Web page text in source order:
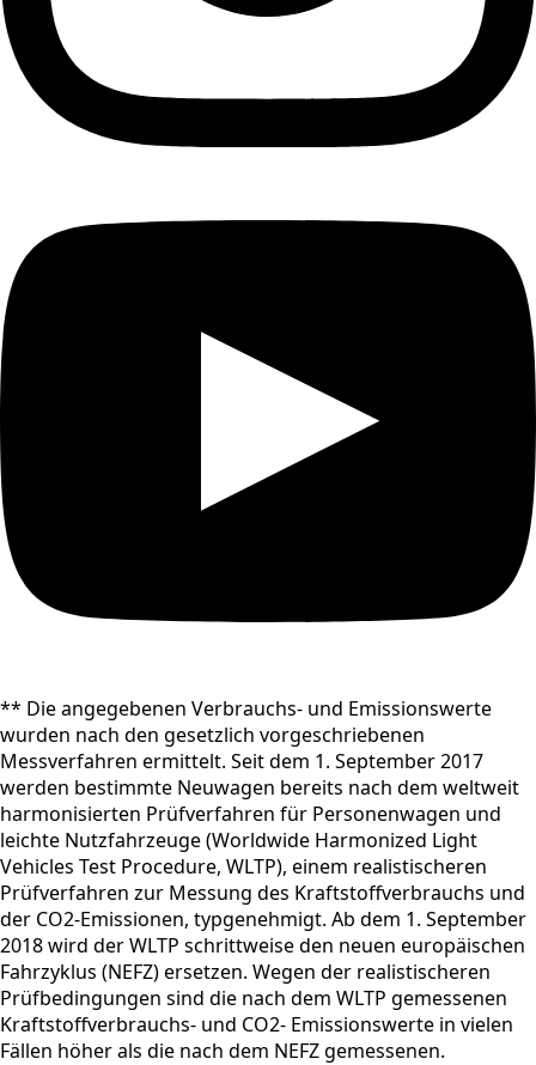
** Die angegebenen Verbrauchs- und Emissionswerte
wurden nach den gesetzlich vorgeschriebenen
Messverfahren ermittelt. Seit dem 1. September 2017
werden bestimmte Neuwagen bereits nach dem weltweit
harmonisierten Prüfverfahren für Personenwagen und
leichte Nutzfahrzeuge (Worldwide Harmonized Light
Vehicles Test Procedure, WLTP), einem realistischeren
Prüfverfahren zur Messung des Kraftstoffverbrauchs und
der CO2-Emissionen, typgenehmigt. Ab dem 1. September
2018 wird der WLTP schrittweise den neuen europäischen
Fahrzyklus (NEFZ) ersetzen. Wegen der realistischeren
Prüfbedingungen sind die nach dem WLTP gemessenen
Kraftstoffverbrauchs- und CO2- Emissionswerte in vielen
Fällen höher als die nach dem NEFZ gemessenen.